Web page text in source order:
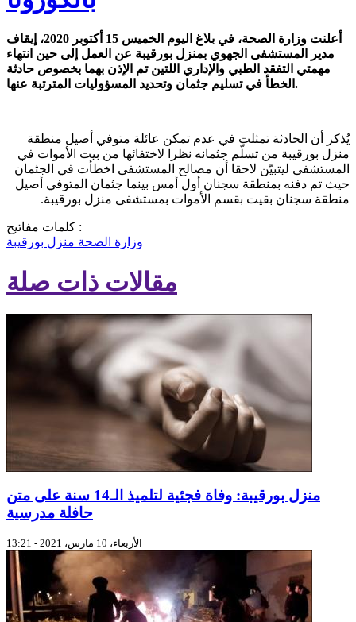
أعلنت وزارة الصحة، في بلاغ اليوم الخميس 15 أكتوبر 2020، إيقاف
مدير المستشفى الجهوي بمنزل بورقيبة عن العمل إلى حين انتهاء
مهمتي التفقد الطبي والإداري اللتين تم الإذن بهما بخصوص حادثة
الخطأ في تسليم جثمان وتحديد المسؤوليات المترتبة عنها.
يُذكر أن الحادثة تمثلت في عدم تمكن عائلة متوفي أصيل منطقة
منزل بورقيبة من تسلّم جثمانه نظرا لاختفائها من بيت الأموات في
المستشفى ليتبيّن لاحقا أن مصالح المستشفى اخطأت في الجثمان
حيث تم دفنه بمنطقة سجنان أول أمس بينما جثمان المتوفي أصيل
منطقة سجنان بقيت بقسم الأموات بمستشفى منزل بورقيبة.
كلمات مفاتيح :
وزارة الصحة منزل بورقيبة
مقالات ذات صلة
منزل بورقيبة: وفاة فجئية لتلميذ الـ14 سنة على متن
حافلة مدرسية
الأربعاء، 10 مارس، 2021 - 13:21